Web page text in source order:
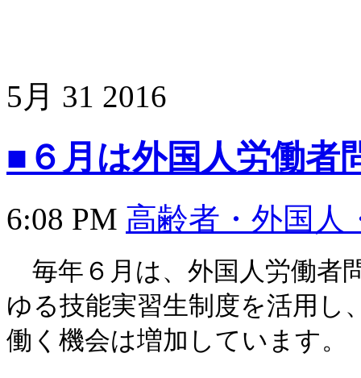
5月 31 2016
■６月は外国人労働者
6:08 PM 高齢者・外国人
毎年６月は、外国人労働者
ゆる技能実習生制度を活用し
働く機会は増加しています。